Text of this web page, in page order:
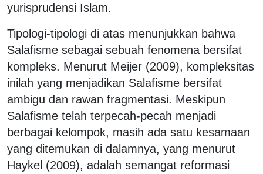
yurisprudensi Islam.
Tipologi-tipologi di atas menunjukkan bahwa
Salafisme sebagai sebuah fenomena bersifat
kompleks. Menurut Meijer (2009), kompleksitas
inilah yang menjadikan Salafisme bersifat
ambigu dan rawan fragmentasi. Meskipun
Salafisme telah terpecah-pecah menjadi
berbagai kelompok, masih ada satu kesamaan
yang ditemukan di dalamnya, yang menurut
Haykel (2009), adalah semangat reformasi